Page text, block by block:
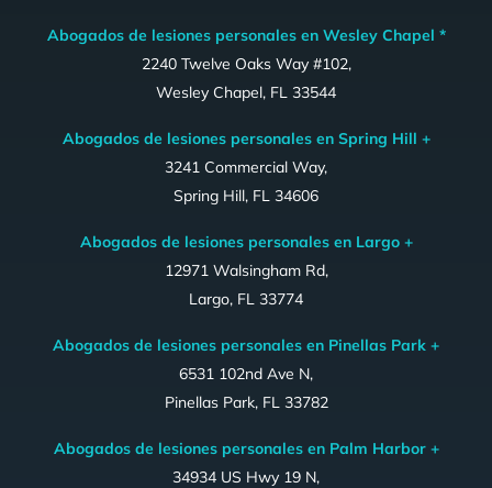
Abogados de lesiones personales en Wesley Chapel *
2240 Twelve Oaks Way #102,
Wesley Chapel, FL 33544
Abogados de lesiones personales en Spring Hill +
3241 Commercial Way,
Spring Hill, FL 34606
Abogados de lesiones personales en Largo +
12971 Walsingham Rd,
Largo, FL 33774
Abogados de lesiones personales en Pinellas Park +
6531 102nd Ave N,
Pinellas Park, FL 33782
Abogados de lesiones personales en Palm Harbor +
34934 US Hwy 19 N,